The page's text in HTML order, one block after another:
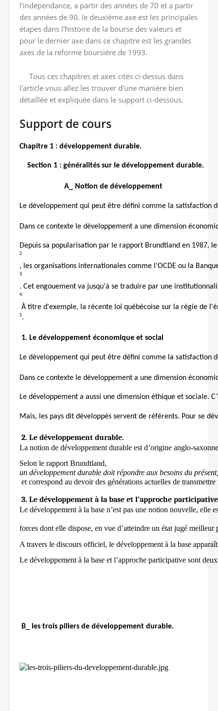
l'indépendance, a partir des années de 70 et a partir
des années de 90. le deuxième axe est les principales
étapes dans l'histoire de la bourse des valeurs et
pour le dernier axe dans ce chapitre est les grandes
axes de la reforme boursière de 1993.
Tous ces chapitres et axes cités ci-dessus dans
l'article vous allez les trouver d'une manière bien
détaillée et expliquée dans le support ci-dessous.
Support de cours
Chapitre 1 : développement durable.
Section 1 : généralités sur le développement durable.
A_ Notion de développement
Le développement qui peut être défini comme la satisfaction
Dans ce contexte le développement a une dimension
Depuis sa popularisation par le rapport Brundtland en 1987,
2
, les organisations internationales comme l'OCDE ou la
3
. Cet engouement va jusqu'à se traduire par une
4.
À titre d'exemple, la récente loi québécoise sur la régie de
5.
1. Le développement économique et social
Le développement qui peut être défini comme la satisfaction
Dans ce contexte le développement a une dimension
Le développement a aussi une dimension éthique et sociale.
Mais, les pays dit développés servent de référents. Pour se
2. Le développement durable.
La notion de développement durable est d’origine anglo-
Selon le rapport Brundtland,
un développement durable doit répondre aux besoins du
et correspond au devoir des générations actuelles de
3. Le développement à la base et l’approche
Le développement à la base n’est pas une notion nouvelle, elle
forces dont elle dispose, en vue d’atteindre un état jugé
A travers le discours officiel, le développement à la base
Le développement à la base et l’approche participative sont
B_ les trois piliers de développement durable.